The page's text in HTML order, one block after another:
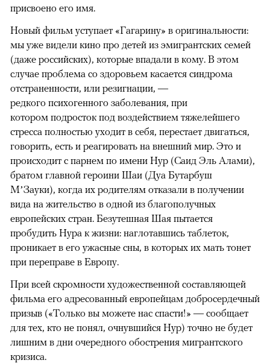
присвоено его имя.
Новый фильм уступает «Гагарину» в оригинальности:
мы уже видели кино про детей из эмигрантских семей
(даже российских), которые впадали в кому. В этом
случае проблема со здоровьем касается синдрома
отстраненности, или резигнации, —
редкого психогенного заболевания, при
котором подросток под воздействием тяжелейшего
стресса полностью уходит в себя, перестает двигаться,
говорить, есть и реагировать на внешний мир. Это и
происходит с парнем по имени Нур (Саид Эль Алами),
братом главной героини Шаи (Дуа Бутарбуш
М’Зауки), когда их родителям отказали в получении
вида на жительство в одной из благополучных
европейских стран. Безутешная Шая пытается
пробудить Нура к жизни: наглотавшись таблеток,
проникает в его ужасные сны, в которых их мать тонет
при переправе в Европу.
При всей скромности художественной составляющей
фильма его адресованный европейцам добросердечный
призыв («Только вы можете нас спасти!» — сообщает
для тех, кто не понял, очнувшийся Нур) точно не будет
лишним в дни очередного обострения мигрантского
кризиса.